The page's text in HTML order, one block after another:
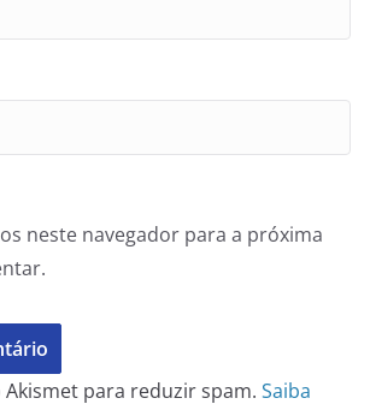
neste navegador para a próxima
Akismet para reduzir spam. Saiba